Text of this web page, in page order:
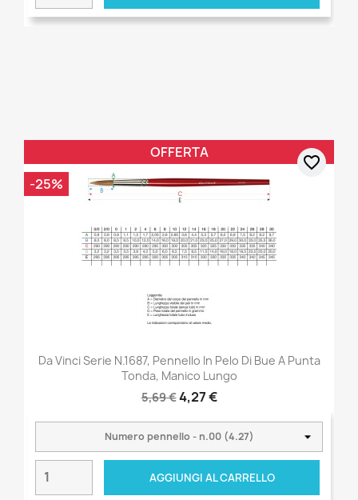
Da Vinci Serie N.1687, Pennello In Pelo Di Bue A Punta
Tonda, Manico Lungo
5,69 €4,27 €
AGGIUNGI AL CARRELLO
OFFERTA
-25%
favorite_border